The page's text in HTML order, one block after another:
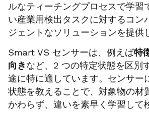
ルなティーチングプロセスで学習
い産業用検出タスクに対するコン
ジェントなソリューションを提供
Smart VS センサーは、例えば特
向きなど、2 つの特定状態を区別
途に特に適しています。センサー
状態を教えることで、対象物の材
かわらず、違いを素早く学習して